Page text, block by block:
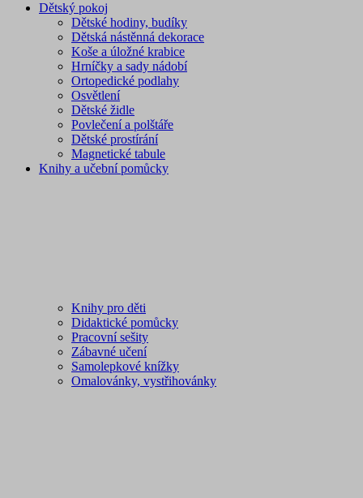
Dětský pokoj
Dětské hodiny, budíky
Dětská nástěnná dekorace
Koše a úložné krabice
Hrníčky a sady nádobí
Ortopedické podlahy
Osvětlení
Dětské židle
Povlečení a polštáře
Dětské prostírání
Magnetické tabule
Knihy a učební pomůcky
Knihy pro děti
Didaktické pomůcky
Pracovní sešity
Zábavné učení
Samolepkové knížky
Omalovánky, vystřihovánky